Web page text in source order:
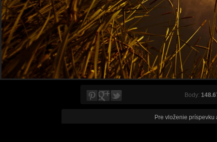
Body:
Pre vloženie